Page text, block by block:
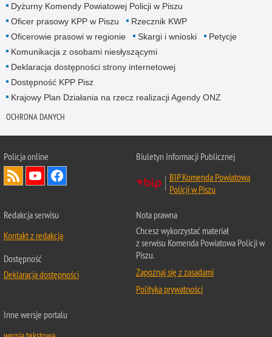
Dyżurny Komendy Powiatowej Policji w Piszu
Oficer prasowy KPP w Piszu
Rzecznik KWP
Oficerowie prasowi w regionie
Skargi i wnioski
Petycje
Komunikacja z osobami niesłyszącymi
Deklaracja dostępności strony internetowej
Dostępność KPP Pisz
Krajowy Plan Działania na rzecz realizacji Agendy ONZ
OCHRONA DANYCH
Policja online
Biuletyn Informacji Publicznej
BIP Komenda Powiatowa
Policji w Piszu
Redakcja serwisu
Kontakt z redakcją
Dostępność
Deklaracja dostępności
Nota prawna
Chcesz wykorzystać materiał
z serwisu Komenda Powiatowa Policji w
Piszu.
Zapoznaj się z zasadami
Polityka prywatności
Inne wersje portalu